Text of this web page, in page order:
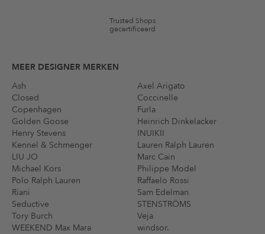
Trusted Shops
gecertificeerd
MEER DESIGNER MERKEN
Ash
Axel Arigato
Closed
Coccinelle
Copenhagen
Furla
Golden Goose
Heinrich Dinkelacker
Henry Stevens
INUIKII
Kennel & Schmenger
Lauren Ralph Lauren
LIU JO
Marc Cain
Michael Kors
Philippe Model
Polo Ralph Lauren
Raffaelo Rossi
Riani
Sam Edelman
Seductive
STENSTRÖMS
Tory Burch
Veja
WEEKEND Max Mara
windsor.